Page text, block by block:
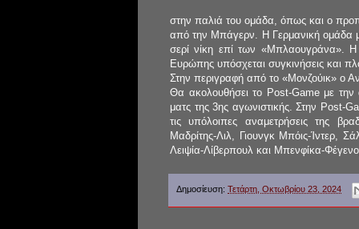
στην παλιά του ομάδα, όπως και o
από την Μπάγερν. Η Γερμανική ομάδα
σερί νίκη επί των «Μπλαουγράνα».
Ευρώπης υπόσχεται συγκινήσεις και
Στην περιγραφή από το «Μονζούικ» ο
Θα ακολουθήσει το Post-Game με την
ματς της 3ης αγωνιστικής. Στην Post-
τις υπόλοιπες αναμετρήσεις της
Μαδρίτης-Λιλ, Γιουνγκ Μπόις-Ίντερ,
Λειψία-Λίβερπουλ και Μπενφίκα-
Δημοσίευση: Τετάρτη, Οκτωβρίου 23, 2024